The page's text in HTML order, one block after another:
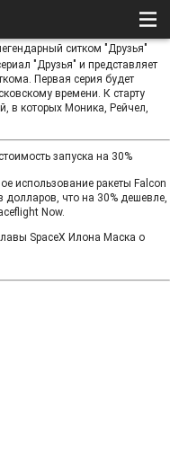
ситком "Друзья"
"Друзья" и представляет
Первая серия будет
времени. К старту
в которых Моника, Рейчел,
запуска на 30%
использование ракеты Falcon
долларов, что на 30% дешевле,
Now.
SpaceX Илона Маска о